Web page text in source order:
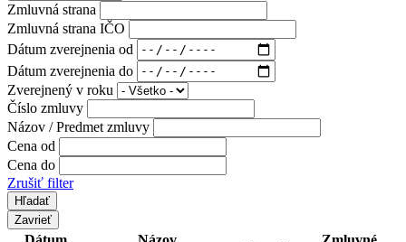
Zmluvná strana
Zmluvná strana IČO
Dátum zverejnenia od
Dátum zverejnenia do
Zverejnený v roku
Číslo zmluvy
Názov / Predmet zmluvy
Cena od
Cena do
Zrušiť filter
Zavrieť